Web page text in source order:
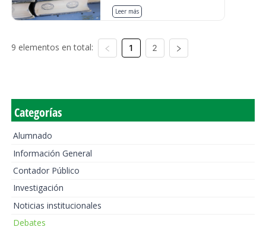
Leer más
9 elementos en total: 1 2
Categorías
Alumnado
Información General
Contador Público
Investigación
Noticias institucionales
Debates